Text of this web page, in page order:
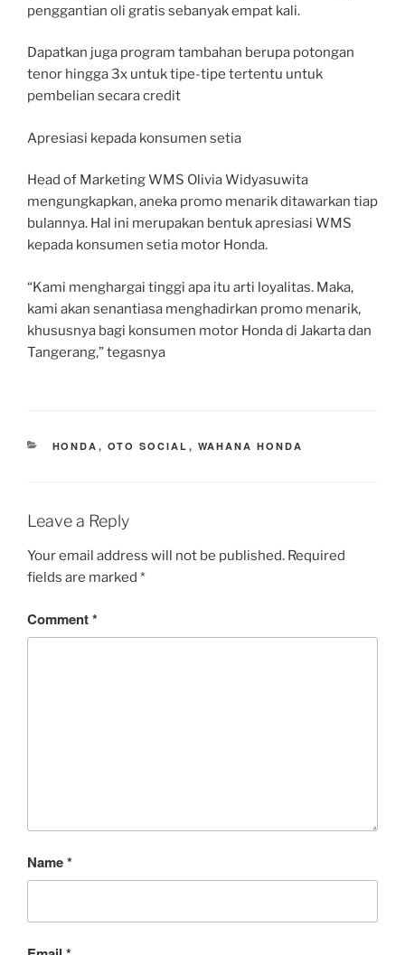
penggantian oli gratis sebanyak empat kali.
Dapatkan juga program tambahan berupa potongan
tenor hingga 3x untuk tipe-tipe tertentu untuk
pembelian secara credit
Apresiasi kepada konsumen setia
Head of Marketing WMS Olivia Widyasuwita
mengungkapkan, aneka promo menarik ditawarkan tiap
bulannya. Hal ini merupakan bentuk apresiasi WMS
kepada konsumen setia motor Honda.
“Kami menghargai tinggi apa itu arti loyalitas. Maka,
kami akan senantiasa menghadirkan promo menarik,
khususnya bagi konsumen motor Honda di Jakarta dan
Tangerang,” tegasnya
CATEGORIES
HONDA , OTO SOCIAL , WAHANA HONDA
Leave a Reply
Your email address will not be published. Required
fields are marked *
Comment*
Name*